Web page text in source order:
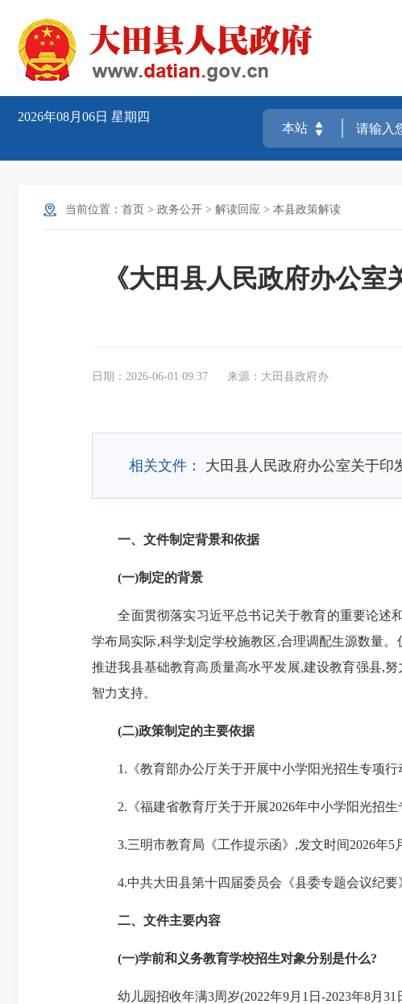
2026年08月06日 星期四
当前位置： 首页 > 政务公开 > 解读回应 > 本县政策解读
《大田县人民政府办公
日期：2026-06-01 09:37 来源：大田县政府办
相关文件： 大田县人民政府办公室关于印
一、文件制定背景和依据
(一)制定的背景
全面贯彻落实习近平总书记关于教育的重要论述和
学布局实际,科学划定学校施教区,合理调配生源数量
推进我县基础教育高质量高水平发展,建设教育强县,
智力支持。
(二)政策制定的主要依据
1.《教育部办公厅关于开展中小学阳光招生专项行动
2.《福建省教育厅关于开展2026年中小学阳光招生
3.三明市教育局《工作提示函》,发文时间2026年5月
4.中共大田县第十四届委员会《县委专题会议纪要》
二、文件主要内容
(一)学前和义务教育学校招生对象分别是什么?
幼儿园招收年满3周岁(2022年9月1日-2023年8月31